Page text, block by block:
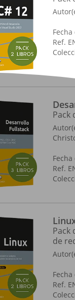
Ref.
Pack
Ref.
Pack
de
Ref.